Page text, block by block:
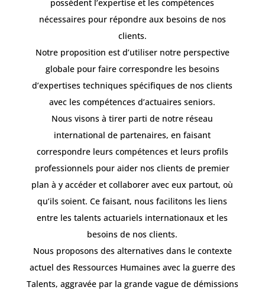
possèdent l’expertise et les compétences
nécessaires pour répondre aux besoins de nos
clients.
Notre proposition est d’utiliser notre perspective
globale pour faire correspondre les besoins
d’expertises techniques spécifiques de nos clients
avec les compétences d’actuaires seniors.
Nous visons à tirer parti de notre réseau
international de partenaires, en faisant
correspondre leurs compétences et leurs profils
professionnels pour aider nos clients de premier
plan à y accéder et collaborer avec eux partout, où
qu’ils soient. Ce faisant, nous facilitons les liens
entre les talents actuariels internationaux et les
besoins de nos clients.
Nous proposons des alternatives dans le contexte
actuel des Ressources Humaines avec la guerre des
Talents, aggravée par la grande vague de démissions